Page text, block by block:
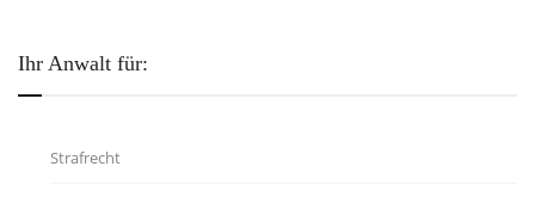
Ihr Anwalt für:
Strafrecht